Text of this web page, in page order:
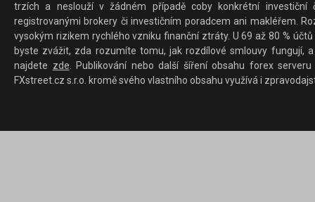
trzích a neslouží v žádném případě coby konkrétní investiční
registrovanými brokery či investičním poradcem ani makléřem.
vysokým rizikem rychlého vzniku finanční ztráty. U 69 až 80 %
byste zvážit, zda rozumíte tomu, jak rozdílové smlouvy fungují,
najdete zde. Publikování nebo další šíření obsahu forex
FXstreet.cz s.r.o. kromě svého vlastního obsahu využívá i